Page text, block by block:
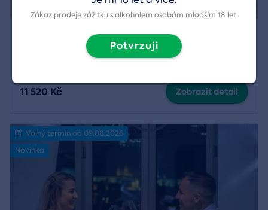
Wellness pobyt ve Spa hotelu Savoy,
Františkovy Lázně
11 520 Kč Zobrazit detail
Volný termín od 09.08.2026
Novinka
Zákaz prodeje zážitku s alkoholem osobám mladším 18 let.
Potvrzuji